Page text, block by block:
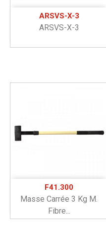
ARSVS-X-3
ARSVS-X-3
F41.300
Masse Carrée 3 Kg M.
Fibre...